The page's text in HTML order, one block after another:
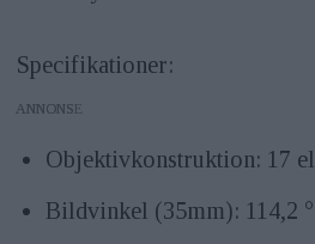
Specifikationer:
ANNONS
Objektivkonstruktion: 17
Bildvinkel (35mm): 114,2